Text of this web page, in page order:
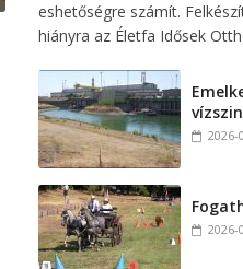
eshetőségre számít.
hiányra az Életfa Idősek
2026-
2026-